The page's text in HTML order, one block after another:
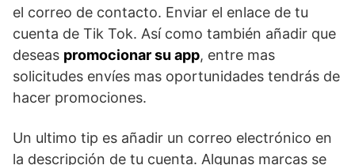
el correo de contacto. Enviar el enlace de tu
cuenta de Tik Tok. Así como también añadir que
deseas promocionar su app, entre mas
solicitudes envíes mas oportunidades tendrás de
hacer promociones.
Un ultimo tip es añadir un correo electrónico en
la descripción de tu cuenta. Algunas marcas se